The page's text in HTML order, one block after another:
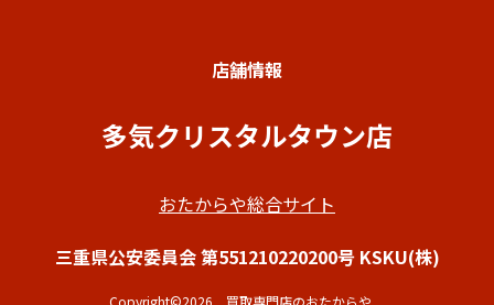
店舗情報
多気クリスタルタウン店
おたからや総合サイト
三重県公安委員会 第551210220200号 KSKU(株)
Copyright©2026 買取専門店のおたからや